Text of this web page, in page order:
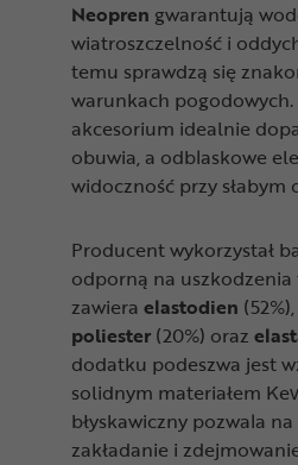
Neopren gwarantują
wiatroszczelność i
temu sprawdzą się
warunkach
akcesorium idealnie
obuwia, a odblaskowe
widoczność przy słabym
Producent wykorzystał
odporną na
zawiera elastodien (52%),
poliester (20%) oraz
dodatku podeszwa jest
solidnym materiałem
błyskawiczny pozwala
zakładanie i